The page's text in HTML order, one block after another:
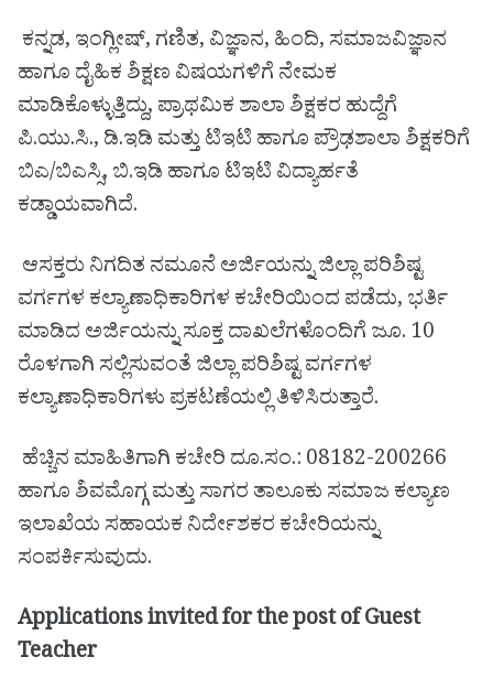
ಕನ್ನಡ, ಇಂಗ್ಲೀಷ್, ಗಣಿತ, ವಿಜ್ಞಾನ, ಹಿಂದಿ, ಸಮಾಜವಿಜ್ಞಾನ
ಹಾಗೂ ದೈಹಿಕ ಶಿಕ್ಷಣ ವಿಷಯಗಳಿಗೆ ನೇಮಕ
ಮಾಡಿಕೊಳ್ಳುತ್ತಿದ್ದು, ಪ್ರಾಥಮಿಕ ಶಾಲಾ ಶಿಕ್ಷಕರ ಹುದ್ದೆಗೆ
ಪಿ.ಯು.ಸಿ., ಡಿ.ಇಡಿ ಮತ್ತು ಟಿಇಟಿ ಹಾಗೂ ಪ್ರೌಢಶಾಲಾ ಶಿಕ್ಷಕರಿಗೆ
ಬಿಎ/ಬಿಎಸ್ಸಿ, ಬಿ.ಇಡಿ ಹಾಗೂ ಟಿಇಟಿ ವಿದ್ಯಾರ್ಹತೆ
ಕಡ್ಡಾಯವಾಗಿದೆ.
ಆಸಕ್ತರು ನಿಗದಿತ ನಮೂನೆ ಅರ್ಜಿಯನ್ನು ಜಿಲ್ಲಾ ಪರಿಶಿಷ್ಟ
ವರ್ಗಗಳ ಕಲ್ಯಾಣಾಧಿಕಾರಿಗಳ ಕಚೇರಿಯಿಂದ ಪಡೆದು, ಭರ್ತಿ
ಮಾಡಿದ ಅರ್ಜಿಯನ್ನು ಸೂಕ್ತ ದಾಖಲೆಗಳೊಂದಿಗೆ ಜೂ. 10
ರೊಳಗಾಗಿ ಸಲ್ಲಿಸುವಂತೆ ಜಿಲ್ಲಾ ಪರಿಶಿಷ್ಟ ವರ್ಗಗಳ
ಕಲ್ಯಾಣಾಧಿಕಾರಿಗಳು ಪ್ರಕಟಣೆಯಲ್ಲಿ ತಿಳಿಸಿರುತ್ತಾರೆ.
ಹೆಚ್ಚಿನ ಮಾಹಿತಿಗಾಗಿ ಕಚೇರಿ ದೂ.ಸಂ.: 08182-200266
ಹಾಗೂ ಶಿವಮೊಗ್ಗ ಮತ್ತು ಸಾಗರ ತಾಲೂಕು ಸಮಾಜ ಕಲ್ಯಾಣ
ಇಲಾಖೆಯ ಸಹಾಯಕ ನಿರ್ದೇಶಕರ ಕಚೇರಿಯನ್ನು
ಸಂಪರ್ಕಿಸುವುದು.
Applications invited for the post of Guest
Teacher